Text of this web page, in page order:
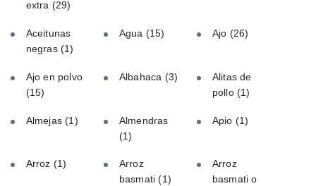
extra (29)
Aceitunas
negras (1)
Agua (15) Ajo (26)
Ajo en polvo
(15)
Albahaca (3)
Alitas de
pollo(1)
Almejas(1)
Almendras
(1)
Apio (1)
Arroz (1)
Arroz
basmati(1)
Arroz
basmati o